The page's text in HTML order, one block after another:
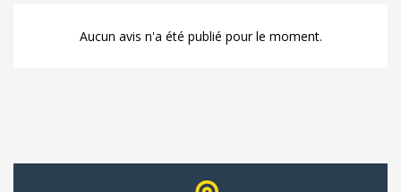
Aucun avis n'a été publié pour le moment.